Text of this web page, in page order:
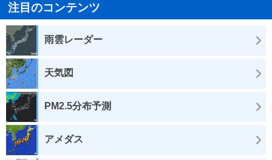
注目のコンテンツ
雨雲レーダー
天気図
PM2.5分布予測
アメダス